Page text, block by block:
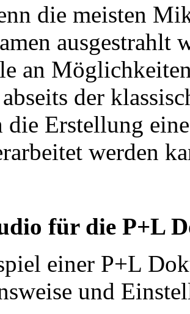
die meisten
ausgestrahlt
an
der
die Erstellung
werden
für die P+L
einer P+L
und